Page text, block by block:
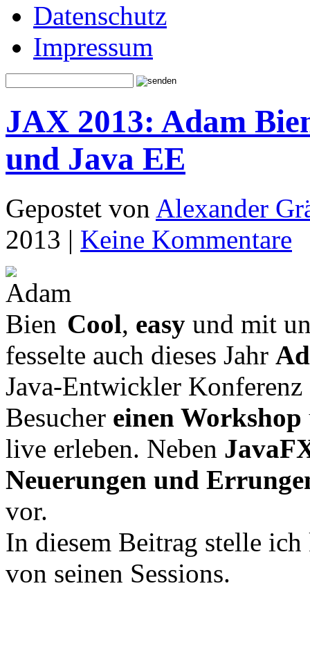
Datenschutz
Impressum
JAX 2013: Adam
und Java EE
Gepostet von Alexander
2013 | Keine Kommentare
Cool, easy und mit
fesselte auch dieses Jahr
Java-Entwickler Konferenz
Besucher einen Workshop
live erleben. Neben
Neuerungen und
vor.
In diesem Beitrag stelle
von seinen Sessions.